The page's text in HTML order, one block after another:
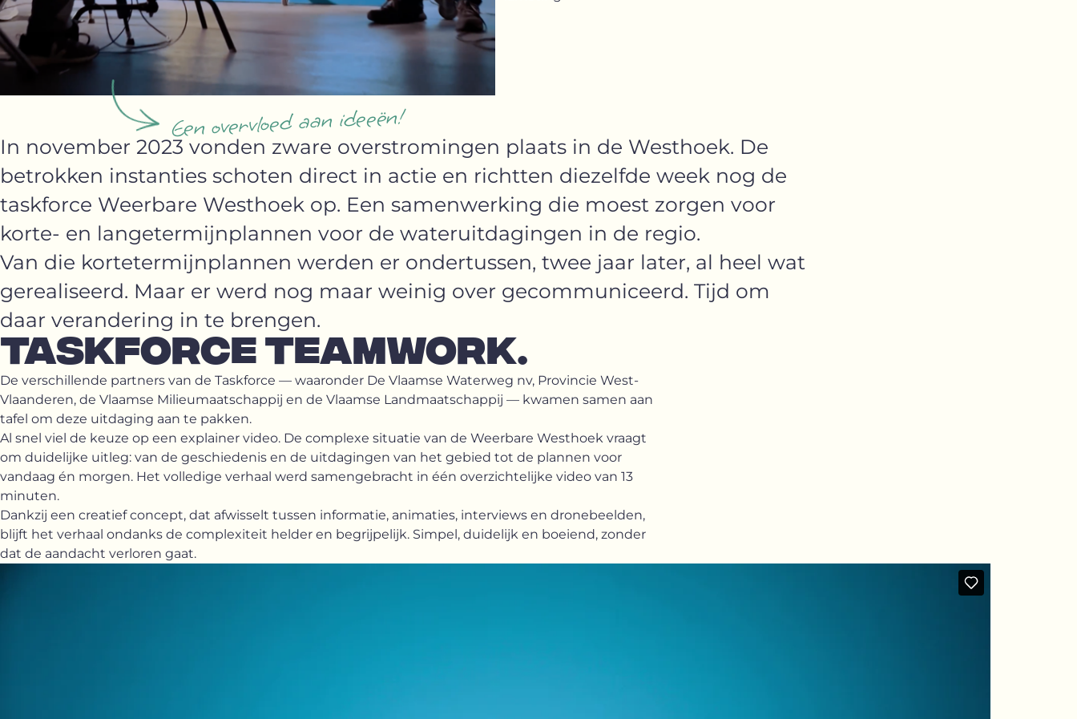
Een overvloed aan ideeën!
In november 2023 vonden zware overstromingen plaats in de Westhoek. De
betrokken instanties schoten direct in actie en richtten diezelfde week nog de
taskforce Weerbare Westhoek op. Een samenwerking die moest zorgen voor
korte- en langetermijnplannen voor de wateruitdagingen in de regio.
Van die kortetermijnplannen werden er ondertussen, twee jaar later, al heel wat
gerealiseerd. Maar er werd nog maar weinig over gecommuniceerd. Tijd om
daar verandering in te brengen.
TASKFORCE TEAMWORK.
De verschillende partners van de Taskforce — waaronder De Vlaamse Waterweg nv, Provincie West-
Vlaanderen, de Vlaamse Milieumaatschappij en de Vlaamse Landmaatschappij — kwamen samen aan
tafel om deze uitdaging aan te pakken.
Al snel viel de keuze op een explainer video. De complexe situatie van de Weerbare Westhoek vraagt
om duidelijke uitleg: van de geschiedenis en de uitdagingen van het gebied tot de plannen voor
vandaag én morgen. Het volledige verhaal werd samengebracht in één overzichtelijke video van 13
minuten.
Dankzij een creatief concept, dat afwisselt tussen informatie, animaties, interviews en dronebeelden,
blijft het verhaal ondanks de complexiteit helder en begrijpelijk. Simpel, duidelijk en boeiend, zonder
dat de aandacht verloren gaat.